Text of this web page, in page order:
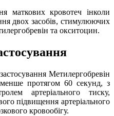
маткових кровотеч інколи
двох засобів, стимулюючих
та окситоцин.
Метилергобревін
протягом 60 секунд, з
артеріального тиску,
підвищення артеріального
кровообігу.